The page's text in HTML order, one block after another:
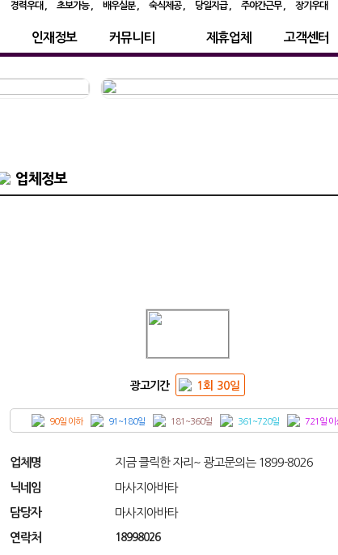
경력우대 초보가능 배우실분 숙식제공 당일지급 주야간근무 장기우대
인재정보 커뮤니티 제휴업체 고객센터
업체정보
광고기간 1회 30일
90일 이하 91~180일 181~360일 361~720일 721일 이
업체명 지금 클릭한 자리~ 광고문의는 1899-8026
닉네임 마사지아바타
담당자 마사지아바타
연락처 18998026